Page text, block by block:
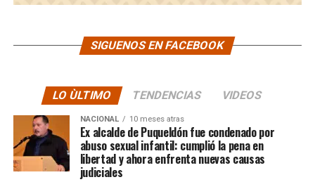
SIGUENOS EN FACEBOOK
LO ÙLTIMO TENDENCIAS VIDEOS
NACIONAL 10 meses atras
Ex alcalde de Puqueldón fue condenado por
abuso sexual infantil: cumplió la pena en
libertad y ahora enfrenta nuevas causas
judiciales